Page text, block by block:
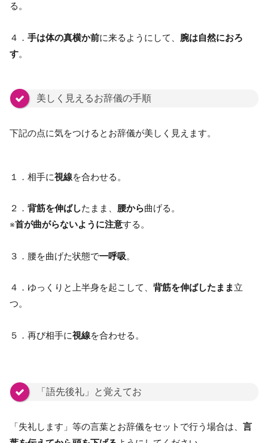
る。
４． 手は体の真横か前に来るようにして、 腕は自然におろ
す。
美しく見えるお辞儀の手順
下記の点に気をつけるとお辞儀が美しく見えます。
１．相手に視線を合わせる。
２． 背筋を伸ばしたまま、 腰から曲げる。
※首が曲がらないように注意する。
３．腰を曲げた状態で一呼吸。
４．ゆっくりと上半身を起こして、 背筋を伸ばしたまま立
つ。
５．再び相手に視線を合わせる。
「語先後礼」と覚えてお
「失礼します」等の言葉とお辞儀をセットで行う場合は、 言